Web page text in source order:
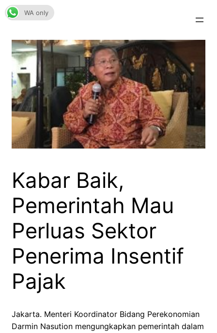
Skip
to
Kabar Baik,
Pemerintah Mau
Perluas Sektor
Penerima Insentif
Pajak
Jakarta. Menteri Koordinator Bidang Perekonomian
Darmin Nasution mengungkapkan pemerintah dalam
WA only